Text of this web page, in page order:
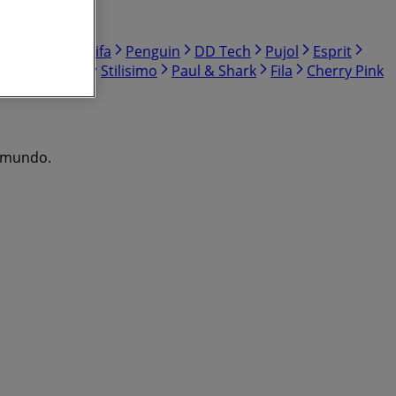
El Califa Penguin DD Tech Pujol
Esprit
Stilisimo Paul & Shark Fila
Cherry Pink